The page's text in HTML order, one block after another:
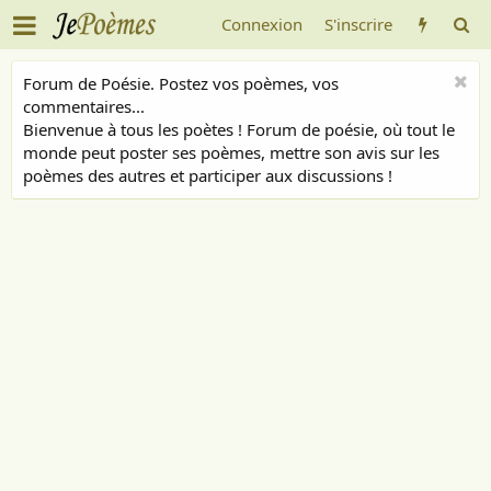
Connexion S'inscrire
Forum de Poésie. Postez vos poèmes, vos
commentaires...
Bienvenue à tous les poètes ! Forum de poésie, où tout le
monde peut poster ses poèmes, mettre son avis sur les
poèmes des autres et participer aux discussions !